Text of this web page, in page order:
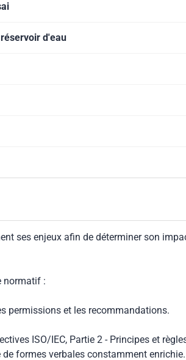
d'eau
ses enjeux afin de déterminer son
normatif :
permissions et les recommandations.
ISO/IEC, Partie 2 - Principes et
formes verbales constamment enrichie.